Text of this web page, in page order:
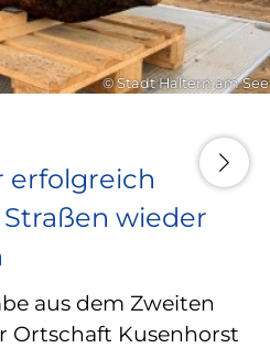
© Stadt Haltern am See
erfolgreich
wieder
aus dem Zweiten
Ortschaft Kusenhorst